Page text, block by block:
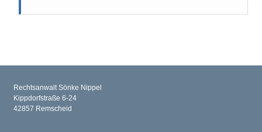
Rechtsanwalt Sönke Nippel
Kippdorfstraße 6-24
42857 Remscheid